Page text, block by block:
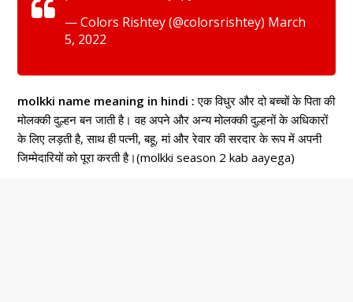
— Colors Rishtey (@colorsrishtey) March
5, 2022
molkki name meaning in hindi : एक विधुर और दो बच्चों के पिता की
मोलक्की दुल्हन बन जाती है। वह अपने और अन्य मोलक्की दुल्हनों के अधिकारों
के लिए लड़ती है, साथ ही पत्नी, बहू, मां और रेवार की सरदार के रूप में अपनी
जिम्मेदारियों को पूरा करती है।(molkki season 2 kab aayega)